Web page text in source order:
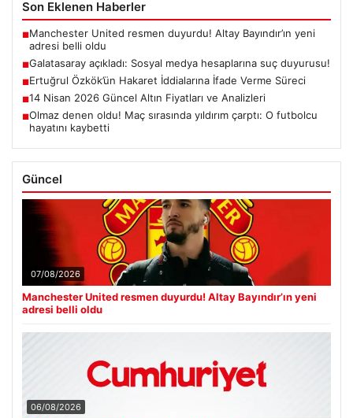
Son Eklenen Haberler
■Manchester United resmen duyurdu! Altay Bayındır’ın yeni
adresi belli oldu
■Galatasaray açıkladı: Sosyal medya hesaplarına suç duyurusu!
■Ertuğrul Özkök’ün Hakaret İddialarına İfade Verme Süreci
■14 Nisan 2026 Güncel Altın Fiyatları ve Analizleri
■Olmaz denen oldu! Maç sırasında yıldırım çarptı: O futbolcu
hayatını kaybetti
Güncel
07/08/2026
Manchester United resmen duyurdu! Altay Bayındır’ın yeni
adresi belli oldu
06/08/2026